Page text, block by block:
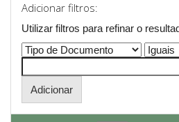
Adicionar filtros:
Utilizar filtros para refinar o